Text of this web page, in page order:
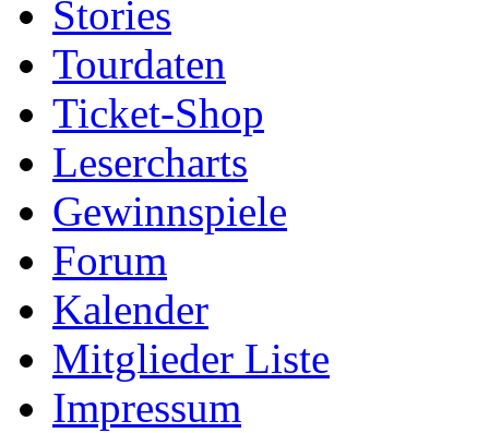
Stories
Tourdaten
Ticket-Shop
Lesercharts
Gewinnspiele
Forum
Kalender
Mitglieder Liste
Impressum